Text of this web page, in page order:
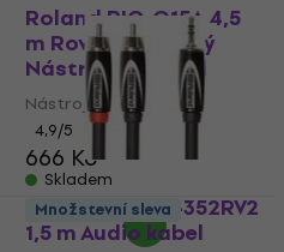
Roland RIC-G15A 4,5
m Rovný - Lomený
Nástrojový kabel
Nástrojový kabel
4,9/5
666 Kč
Skladem
Roland RCC-5-352RV2
1,5 m Audio kabel
Množstevní sleva